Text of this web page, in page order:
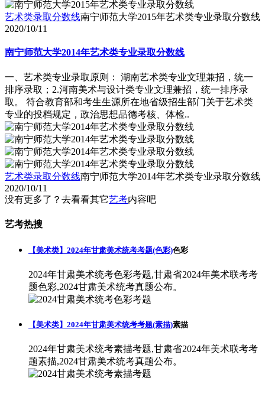
艺术类录取分数线南宁师范大学2015年艺术类专业录取分数线
2020/10/11
南宁师范大学2014年艺术类专业录取分数线
一、艺术类专业录取原则： 湖南艺术类专业文理兼招，统一
排序录取；2.河南美术与设计类专业文理兼招，统一排序录
取。 符合教育部和考生生源所在地省级招生部门关于艺术类
专业的投档规定，政治思想品德考核、体检..
艺术类录取分数线南宁师范大学2014年艺术类专业录取分数线
2020/10/11
没有更多了？去看看其它艺考内容吧
艺考热搜
【美术类】2024年甘肃美术统考考题(色彩)色彩
2024年甘肃美术统考色彩考题,甘肃省2024年美术联考考
题色彩,2024甘肃美术统考真题公布。
【美术类】2024年甘肃美术统考考题(素描)素描
2024年甘肃美术统考素描考题,甘肃省2024年美术联考考
题素描,2024甘肃美术统考真题公布。